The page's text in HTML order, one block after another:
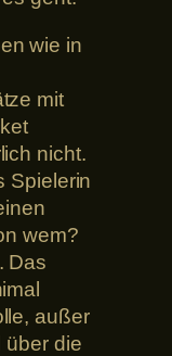
wie in
mit
nicht.
Spielerin
wem?
Das
außer
über die